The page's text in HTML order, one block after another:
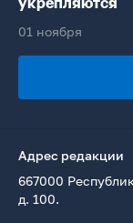
укрепляются
01 ноября
Адрес редакции
667000
д. 100.